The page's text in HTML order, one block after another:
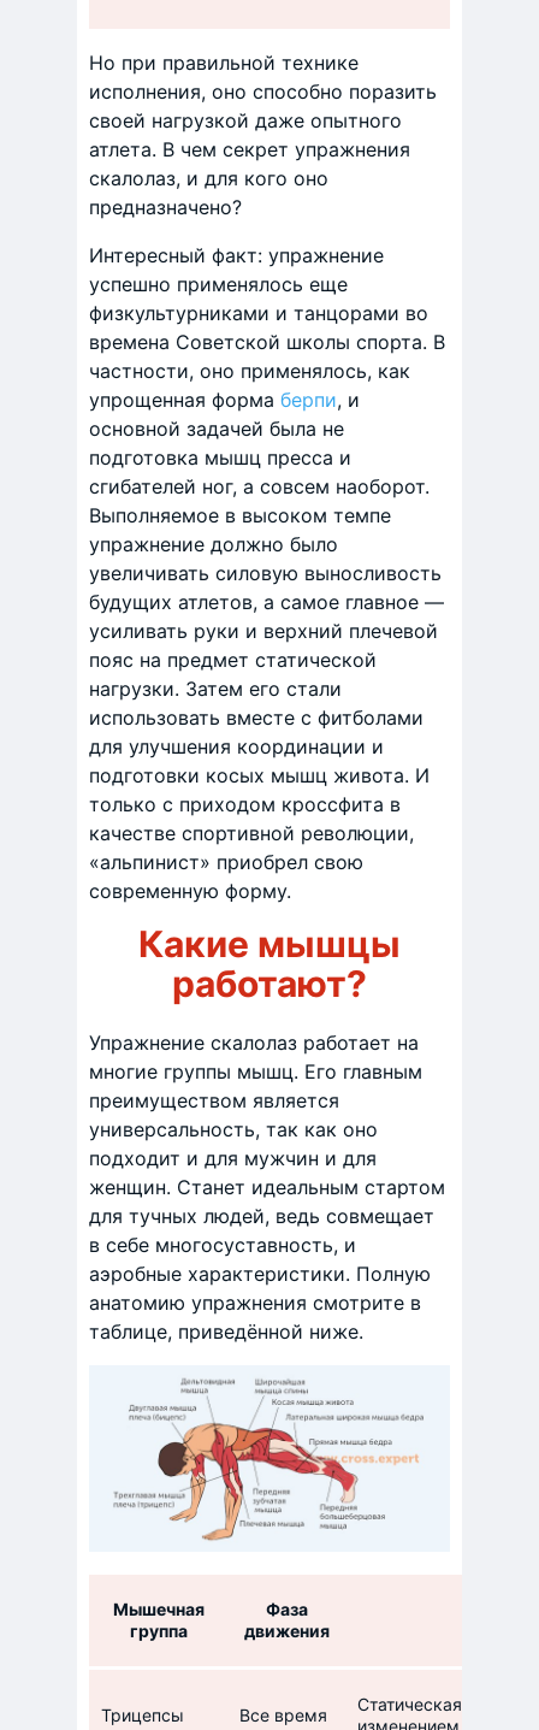
Но при правильной технике
исполнения, оно способно поразить
своей нагрузкой даже опытного
атлета. В чем секрет упражнения
скалолаз, и для кого оно
предназначено?
Интересный факт: упражнение
успешно применялось еще
физкультурниками и танцорами во
времена Советской школы спорта. В
частности, оно применялось, как
упрощенная форма берпи, и
основной задачей была не
подготовка мышц пресса и
сгибателей ног, а совсем наоборот.
Выполняемое в высоком темпе
упражнение должно было
увеличивать силовую выносливость
будущих атлетов, а самое главное —
усиливать руки и верхний плечевой
пояс на предмет статической
нагрузки. Затем его стали
использовать вместе с фитболами
для улучшения координации и
подготовки косых мышц живота. И
только с приходом кроссфита в
качестве спортивной революции,
«альпинист» приобрел свою
современную форму.
Какие мышцы
работают?
Упражнение скалолаз работает на
многие группы мышц. Его главным
преимуществом является
универсальность, так как оно
подходит и для мужчин и для
женщин. Станет идеальным стартом
для тучных людей, ведь совмещает
в себе многосуставность, и
аэробные характеристики. Полную
анатомию упражнения смотрите в
таблице, приведённой ниже.
Мышечная
группа
Фаза
движения
Трицепсы Все время
Статическая
изменением в виду